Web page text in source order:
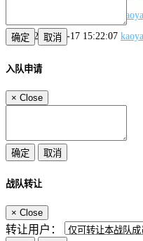
2019-03-17 15:22:07
入队申请
× Close
战队转让
× Close
转让用户：